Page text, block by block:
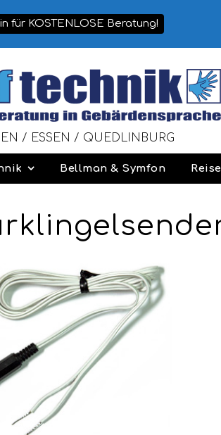
/ ESSEN / QUEDLINBURG
Bellman & Symfon
für KOSTENLOSE Beratung!